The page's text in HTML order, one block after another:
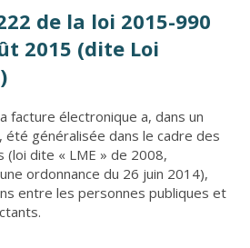
de la loi 2015-990
2015 (dite Loi
facture électronique a, dans un
généralisée dans le cadre des
(loi dite « LME » de 2008,
ordonnance du 26 juin 2014),
entre les personnes publiques et